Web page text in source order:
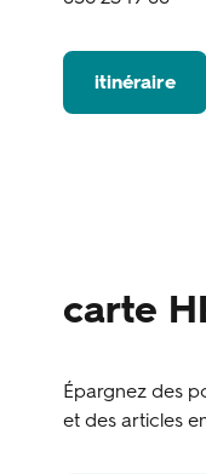
itinéraire
carte
Épargnez des
et des articles